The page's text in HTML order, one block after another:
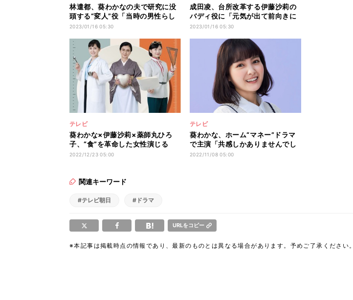
林遣都、葵わかなの夫で研究に没
頭する“変人”役「当時の男性らし
くない…」
2023/01/16 05:30
成田凌、台所改革する伊藤沙莉の
バディ役に「元気が出て前向きに
なれるドラマ」
2023/01/16 05:30
テレビ
葵わかな×伊藤沙莉×薬師丸ひろ
子、“食”を革命した女性演じる
『キッチン革命』
2022/12/23 05:00
テレビ
葵わかな、ホーム“マネー”ドラマ
で主演「共感しかありませんでし
た」
2022/11/08 05:00
関連キーワード
#テレビ朝日 #ドラマ
URLをコピー
※本記事は掲載時点の情報であり、最新のものとは異なる場合があります。予めご了承ください。